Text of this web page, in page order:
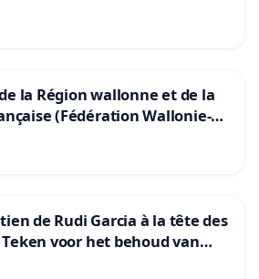
la Région wallonne et de la
(Fédération Wallonie-
de Rudi Garcia à la tête des
voor het behoud van